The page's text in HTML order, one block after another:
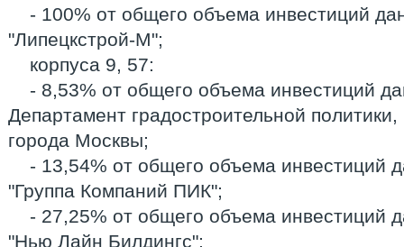
- 100% от общего объема инвестиций
"Липецкстрой-М";
корпуса 9, 57:
- 8,53% от общего объема инвестиций
Департамент градостроительной
города Москвы;
- 13,54% от общего объема инвестиций
"Группа Компаний ПИК";
- 27,25% от общего объема инвестиций
"Нью Лайн Билдингс";